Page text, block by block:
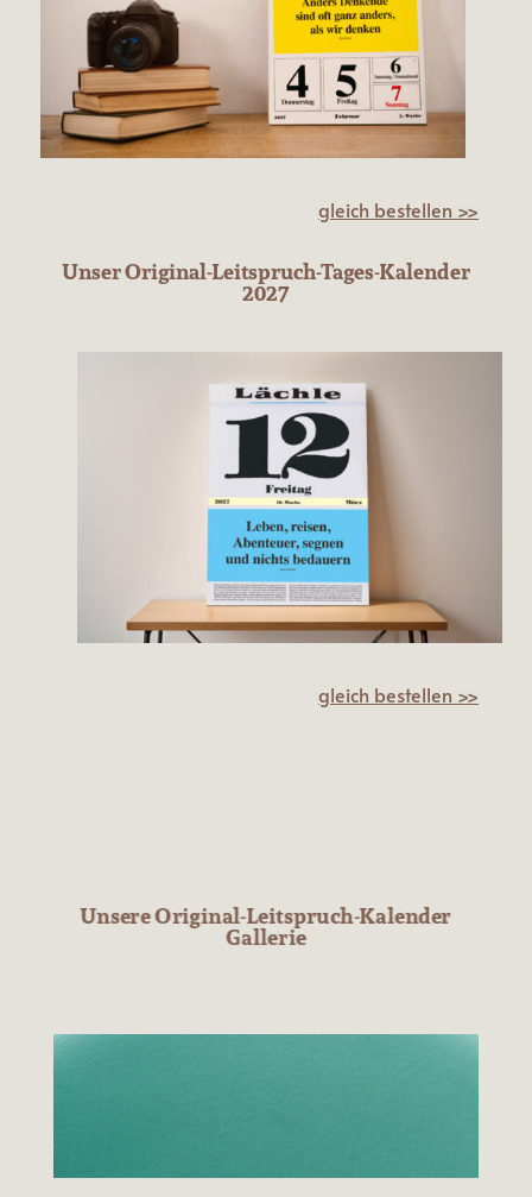
gleich bestellen >>
Unser Original-Leitspruch-Tages-Kalender
2027
gleich bestellen >>
Unsere Original-Leitspruch-Kalender
Gallerie